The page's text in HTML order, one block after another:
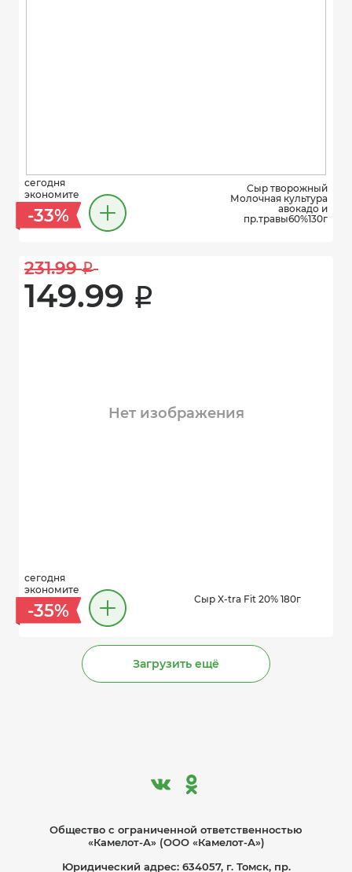
сегодня
экономите
-33%
Сыр творожный
Молочная культура
авокадо и
пр.травы60%130г
231.99 i
149.99 i
Нет изображения
сегодня
экономите
-35%
Сыр X-tra Fit 20% 180г
Загрузить ещё
Общество с ограниче­нной ответственностью
«Камелот-А» (ООО «Камелот-А»)
Юридический адрес: 634057, г. Томск, пр.